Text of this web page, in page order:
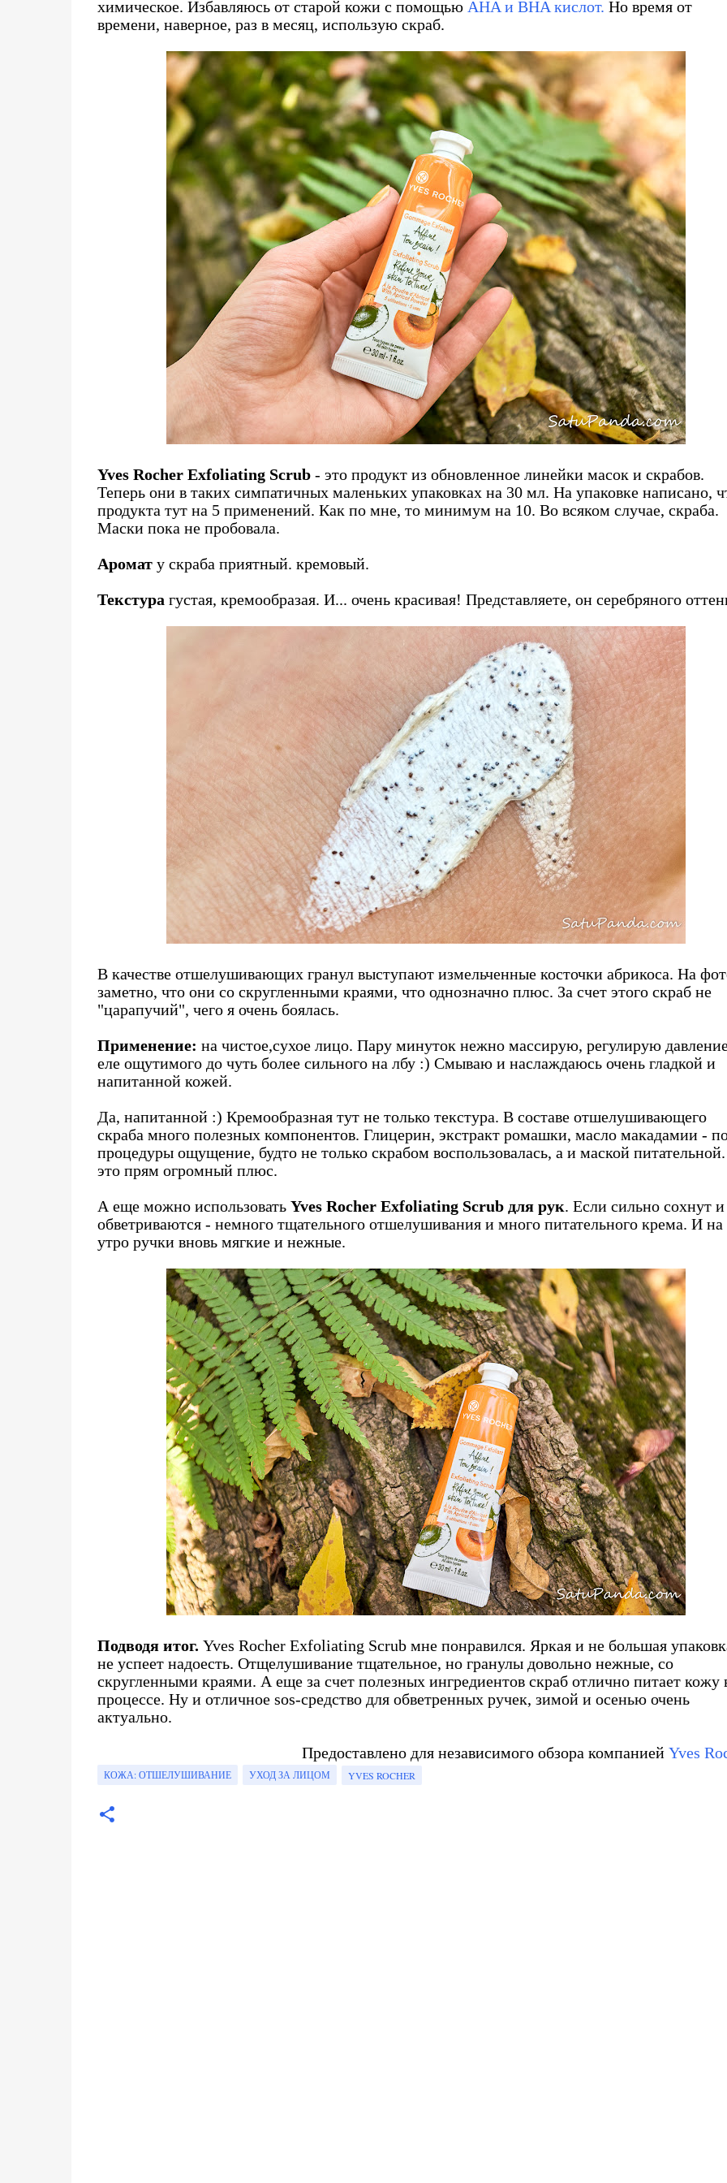
химическое. Избавляюсь от старой кожи с помощью AHA и BHA кислот. Но время от
времени, наверное, раз в месяц, использую скраб.
Yves Rocher Exfoliating Scrub- это продукт из обновленное линейки масок и скрабов.
Теперь они в таких симпатичных маленьких упаковках на 30 мл. На упаковке написано,
продукта тут на 5 применений. Как по мне, то минимум на 10. Во всяком случае, скраба.
Маски пока не пробовала.
Аромат у скраба приятный. кремовый.
Текстура густая, кремообразая. И... очень красивая! Представляете, он серебряного
В качестве отшелушивающих гранул выступают измельченные косточки абрикоса. На
заметно, что они со скругленными краями, что однозначно плюс. За счет этого скраб не
"царапучий", чего я очень боялась.
Применение: на чистое,сухое лицо. Пару минуток нежно массирую, регулирую
еле ощутимого до чуть более сильного на лбу :) Смываю и наслаждаюсь очень гладкой и
напитанной кожей.
Да, напитанной :) Кремообразная тут не только текстура. В составе отшелушивающего
скраба много полезных компонентов. Глицерин, экстракт ромашки, масло макадамии -
процедуры ощущение, будто не только скрабом воспользовалась, а и маской
это прям огромный плюс.
А еще можно использовать Yves Rocher Exfoliating Scrub для рук. Если сильно сохнут и
обветриваются - немного тщательного отшелушивания и много питательного крема. И на
утро ручки вновь мягкие и нежные.
Подводя итог. Yves Rocher Exfoliating Scrub мне понравился. Яркая и не большая
не успеет надоесть. Отщелушивание тщательное, но гранулы довольно нежные, со
скругленными краями. А еще за счет полезных ингредиентов скраб отлично питает кожу
процессе. Ну и отличное sos-средство для обветренных ручек, зимой и осенью очень
актуально.
Предоставлено для независимого обзора компанией Yves
КОЖА: ОТШЕЛУШИВАНИЕ УХОД ЗА ЛИЦОМ YVES ROCHER